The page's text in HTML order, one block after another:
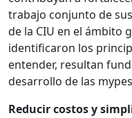
trabajo conjunto de
de la CIU en el ámbito
identificaron los
entender, resultan
desarrollo de las
Reducir costos y